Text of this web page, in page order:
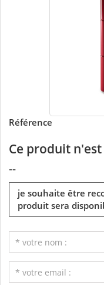
Référence
Ce produit
--
je souhaite être
produit sera